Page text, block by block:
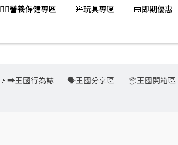
👨‍⚕️營養保健專區 🧸玩具專區
🍱即期優惠
🚶‍➡️王國行為誌 🗣️王國分享區
📦王國開箱區